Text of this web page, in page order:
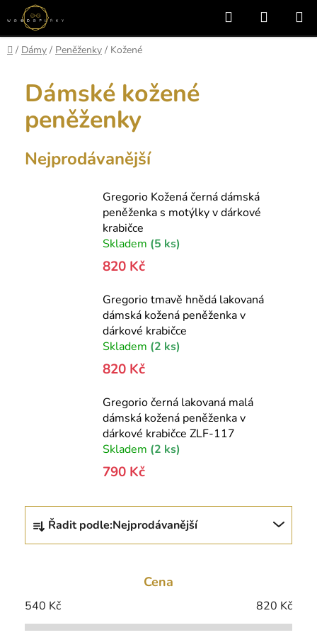
Přejít
na
obsah
Hledat
KOŠÍK
Domů
/ Dámy / Peněženky / Kožené
Dámské kožené
peněženky
Nejprodávanější
Gregorio Kožená černá dámská
peněženka s motýlky v dárkové
krabičce
Skladem (5 ks)
820 Kč
Gregorio tmavě hnědá lakovaná
dámská kožená peněženka v
dárkové krabičce
Skladem (2 ks)
820 Kč
Gregorio černá lakovaná malá
dámská kožená peněženka v
dárkové krabičce ZLF-117
Skladem (2 ks)
790 Kč
Ř
z
í
p
Řadit podle:Nejprodávanější
Cena
540 Kč 820 Kč